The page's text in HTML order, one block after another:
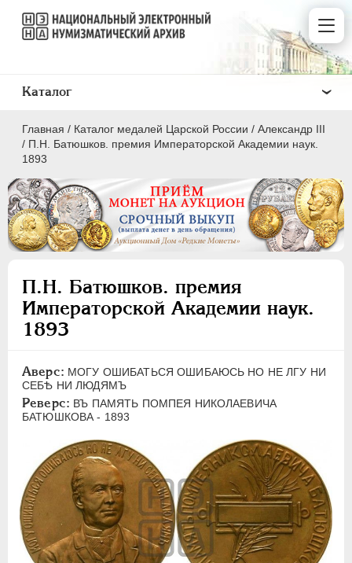
Главная / Каталог медалей Царской России / Александр III
/ П.Н. Батюшков. премия Императорской Академии наук.
1893
П.Н. Батюшков. премия
Императорской Академии наук.
1893
Аверс: МОГУ ОШИБАТЬСЯ ОШИБАЮСЬ НО НЕ ЛГУ НИ
СЕБѢ НИ ЛЮДЯМЪ
Реверс: ВЪ ПАМЯТЬ ПОМПЕЯ НИКОЛАЕВИЧА
БАТЮШКОВА - 1893
Каталог
ВСЕ
ПEТР I 1699-1725
ПЕТР II 1727-1729
АННА ИОАННОВНА 1730-1740
ИОАНН АНТОНОВИЧ
ПЕТР III 1762-1762
ЕКАТЕРИНА II 1762-1796
АЛЕКСАНДР I 1801-1825
НИКОЛАЙ I 1826-1855
АЛЕКСАНДР II 1855-1881
АЛЕКСАНДР III 1881-1894
Латинская надпись